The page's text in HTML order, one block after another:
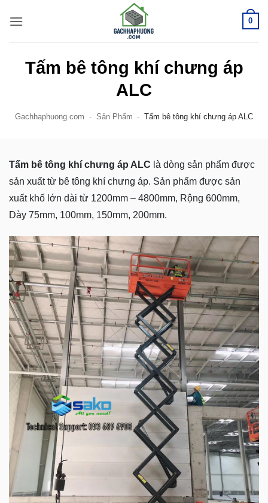
qua
0
Tấm bê tông khí chưng áp
ALC
Gachhaphuong.com - Sản Phẩm - Tấm bê tông khí chưng áp ALC
Tấm bê tông khí chưng áp ALC là dòng sản phẩm được
sản xuất từ bê tông khí chưng áp. Sản phẩm được sản
xuất khổ lớn dài từ 1200mm – 4800mm, Rộng 600mm,
Dày 75mm, 100mm, 150mm, 200mm.